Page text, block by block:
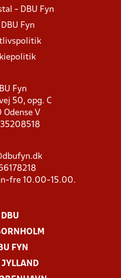
- DBU Fyn
Fyn
Fyn
50, opg. C
Odense V
35208518
fre 10.00-15.00.
DBU
FYN
JYLLAND